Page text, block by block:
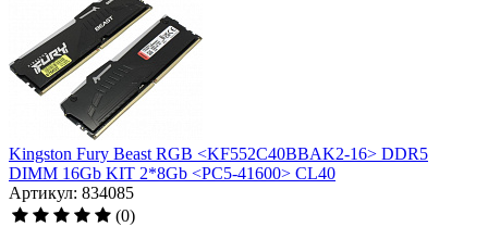
Kingston Fury Beast RGB <KF552C40BBAK2-16> DDR5
DIMM 16Gb KIT 2*8Gb <PC5-41600> CL40
Артикул: 834085
(0)